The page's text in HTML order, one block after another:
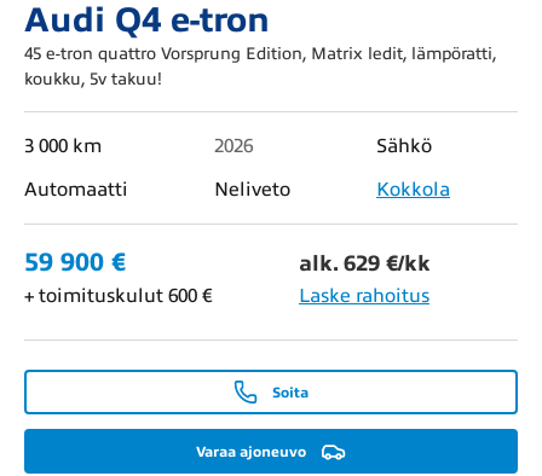
Audi Q4 e-tron
45 e-tron quattro Vorsprung Edition, Matrix ledit, lämpöratti,
koukku, 5v takuu!
3 000 km 2026
Sähkö
Automaatti
Neliveto Kokkola
59 900 € alk. 629 €/kk
+ toimituskulut 600 € Laske rahoitus
Soita
Varaa ajoneuvo